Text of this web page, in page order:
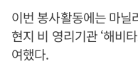
이번 봉사활동에는 마
현지 비 영리기관 ‘해비
여했다.